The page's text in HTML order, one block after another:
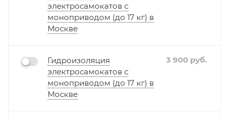
электросамокатов с
моноприводом (до 17 кг) в
Москве
Гидроизоляция
электросамокатов с
моноприводом (до 17 кг) в
Москве
3 900 руб.